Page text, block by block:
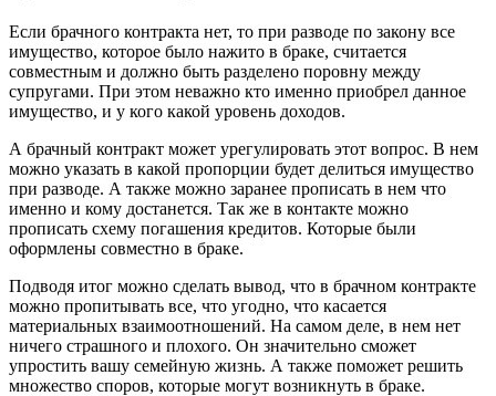
Если брачного контракта нет, то при разводе по закону все
имущество, которое было нажито в браке, считается
совместным и должно быть разделено поровну между
супругами. При этом неважно кто именно приобрел данное
имущество, и у кого какой уровень доходов.
А брачный контракт может урегулировать этот вопрос. В нем
можно указать в какой пропорции будет делиться имущество
при разводе. А также можно заранее прописать в нем что
именно и кому достанется. Так же в контакте можно
прописать схему погашения кредитов. Которые были
оформлены совместно в браке.
Подводя итог можно сделать вывод, что в брачном контракте
можно пропитывать все, что угодно, что касается
материальных взаимоотношений. На самом деле, в нем нет
ничего страшного и плохого. Он значительно сможет
упростить вашу семейную жизнь. А также поможет решить
множество споров, которые могут возникнуть в браке.